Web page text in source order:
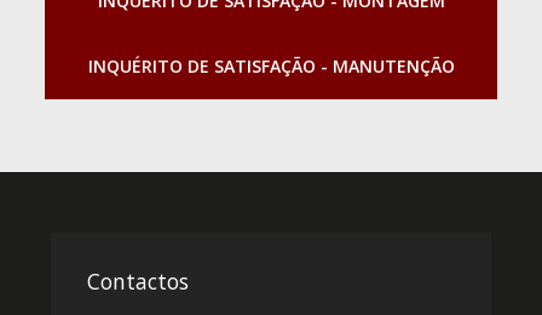
INQUÉRITO DE SATISFAÇÃO - MANUTENÇÃO
Contactos